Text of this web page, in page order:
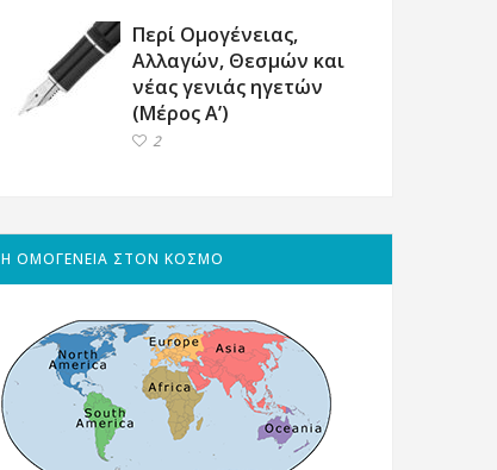
Περί Ομογένειας,
Αλλαγών, Θεσμών και
νέας γενιάς ηγετών
(Μέρος Α’)
2
Η ΟΜΟΓΕΝΕΙΑ ΣΤΟΝ ΚΟΣΜΟ